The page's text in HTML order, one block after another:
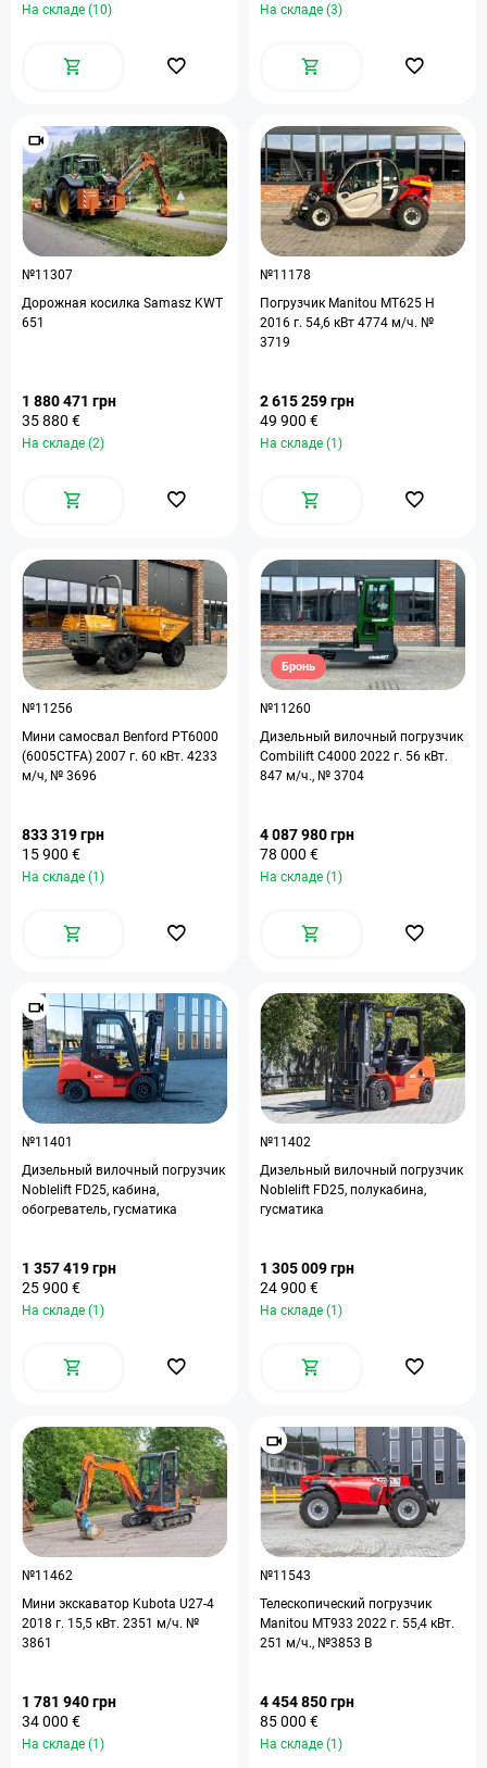
На складе (10) На складе (3)
№11307
Дорожная косилка Samasz KWT
651
1 880 471 грн
35 880 €
На складе (2)
№11178
Погрузчик Manitou MT625 H
2016 г. 54,6 кВт 4774 м/ч. №
3719
2 615 259 грн
49 900 €
На складе (1)
№11256
Мини самосвал Benford PT6000
(6005CTFA) 2007 г. 60 кВт. 4233
м/ч, № 3696
833 319 грн
15 900 €
На складе (1)
Бронь
№11260
Дизельный вилочный погрузчик
Combilift C4000 2022 г. 56 кВт.
847 м/ч., № 3704
4 087 980 грн
78 000 €
На складе (1)
№11401
Дизельный вилочный погрузчик
Noblelift FD25, кабина,
обогреватель, гусматика
1 357 419 грн
25 900 €
На складе (1)
№11402
Дизельный вилочный погрузчик
Noblelift FD25, полукабина,
гусматика
1 305 009 грн
24 900 €
На складе (1)
№11462
Мини экскаватор Kubota U27-4
2018 г. 15,5 кВт. 2351 м/ч. №
3861
1 781 940 грн
34 000 €
На складе (1)
№11543
Телескопический погрузчик
Manitou MT933 2022 г. 55,4 кВт.
251 м/ч., №3853 B
4 454 850 грн
85 000 €
На складе (1)